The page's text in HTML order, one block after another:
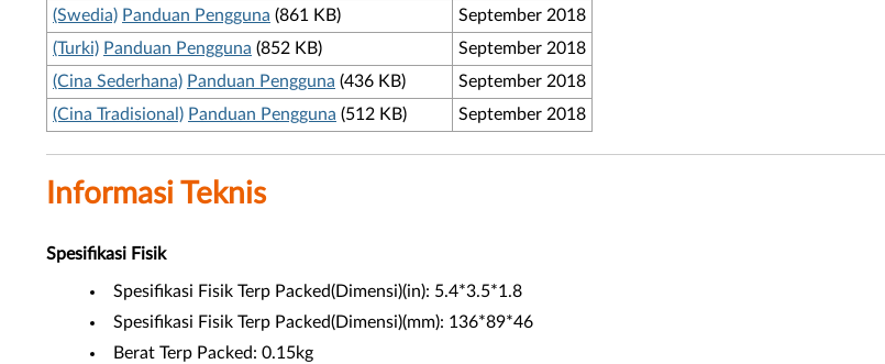
(Swedia) Panduan Pengguna (861 KB)
September 2018
(Turki) Panduan Pengguna (852 KB)
September 2018
(Cina Sederhana) Panduan Pengguna (436 KB)
September 2018
(Cina Tradisional) Panduan Pengguna (512 KB) September 2018
Informasi Teknis
Spesifikasi Fisik
Spesifikasi Fisik Terp Packed(Dimensi)(in): 5.4*3.5*1.8
Spesifikasi Fisik Terp Packed(Dimensi)(mm): 136*89*46
Berat Terp Packed: 0.15kg